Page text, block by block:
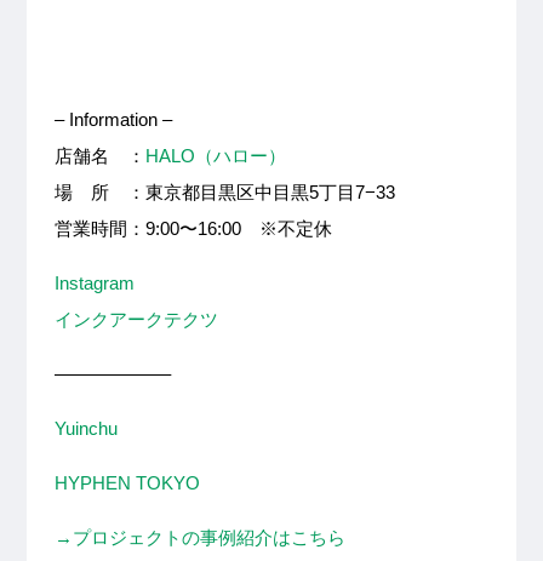
– Information –
店舗名 ： HALO（ハロー）
場 所 ：東京都目黒区中目黒5丁目7−33
営業時間：9:00〜16:00 ※不定休
Instagram
インクアークテクツ
––––––––––––
Yuinchu
HYPHEN TOKYO
→プロジェクトの事例紹介はこちら